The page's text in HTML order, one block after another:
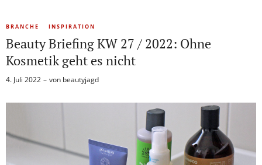
BRANCHE INSPIRATION
Beauty Briefing KW 27 / 2022: Ohne
Kosmetik geht es nicht
4. Juli 2022 von beautyjagd